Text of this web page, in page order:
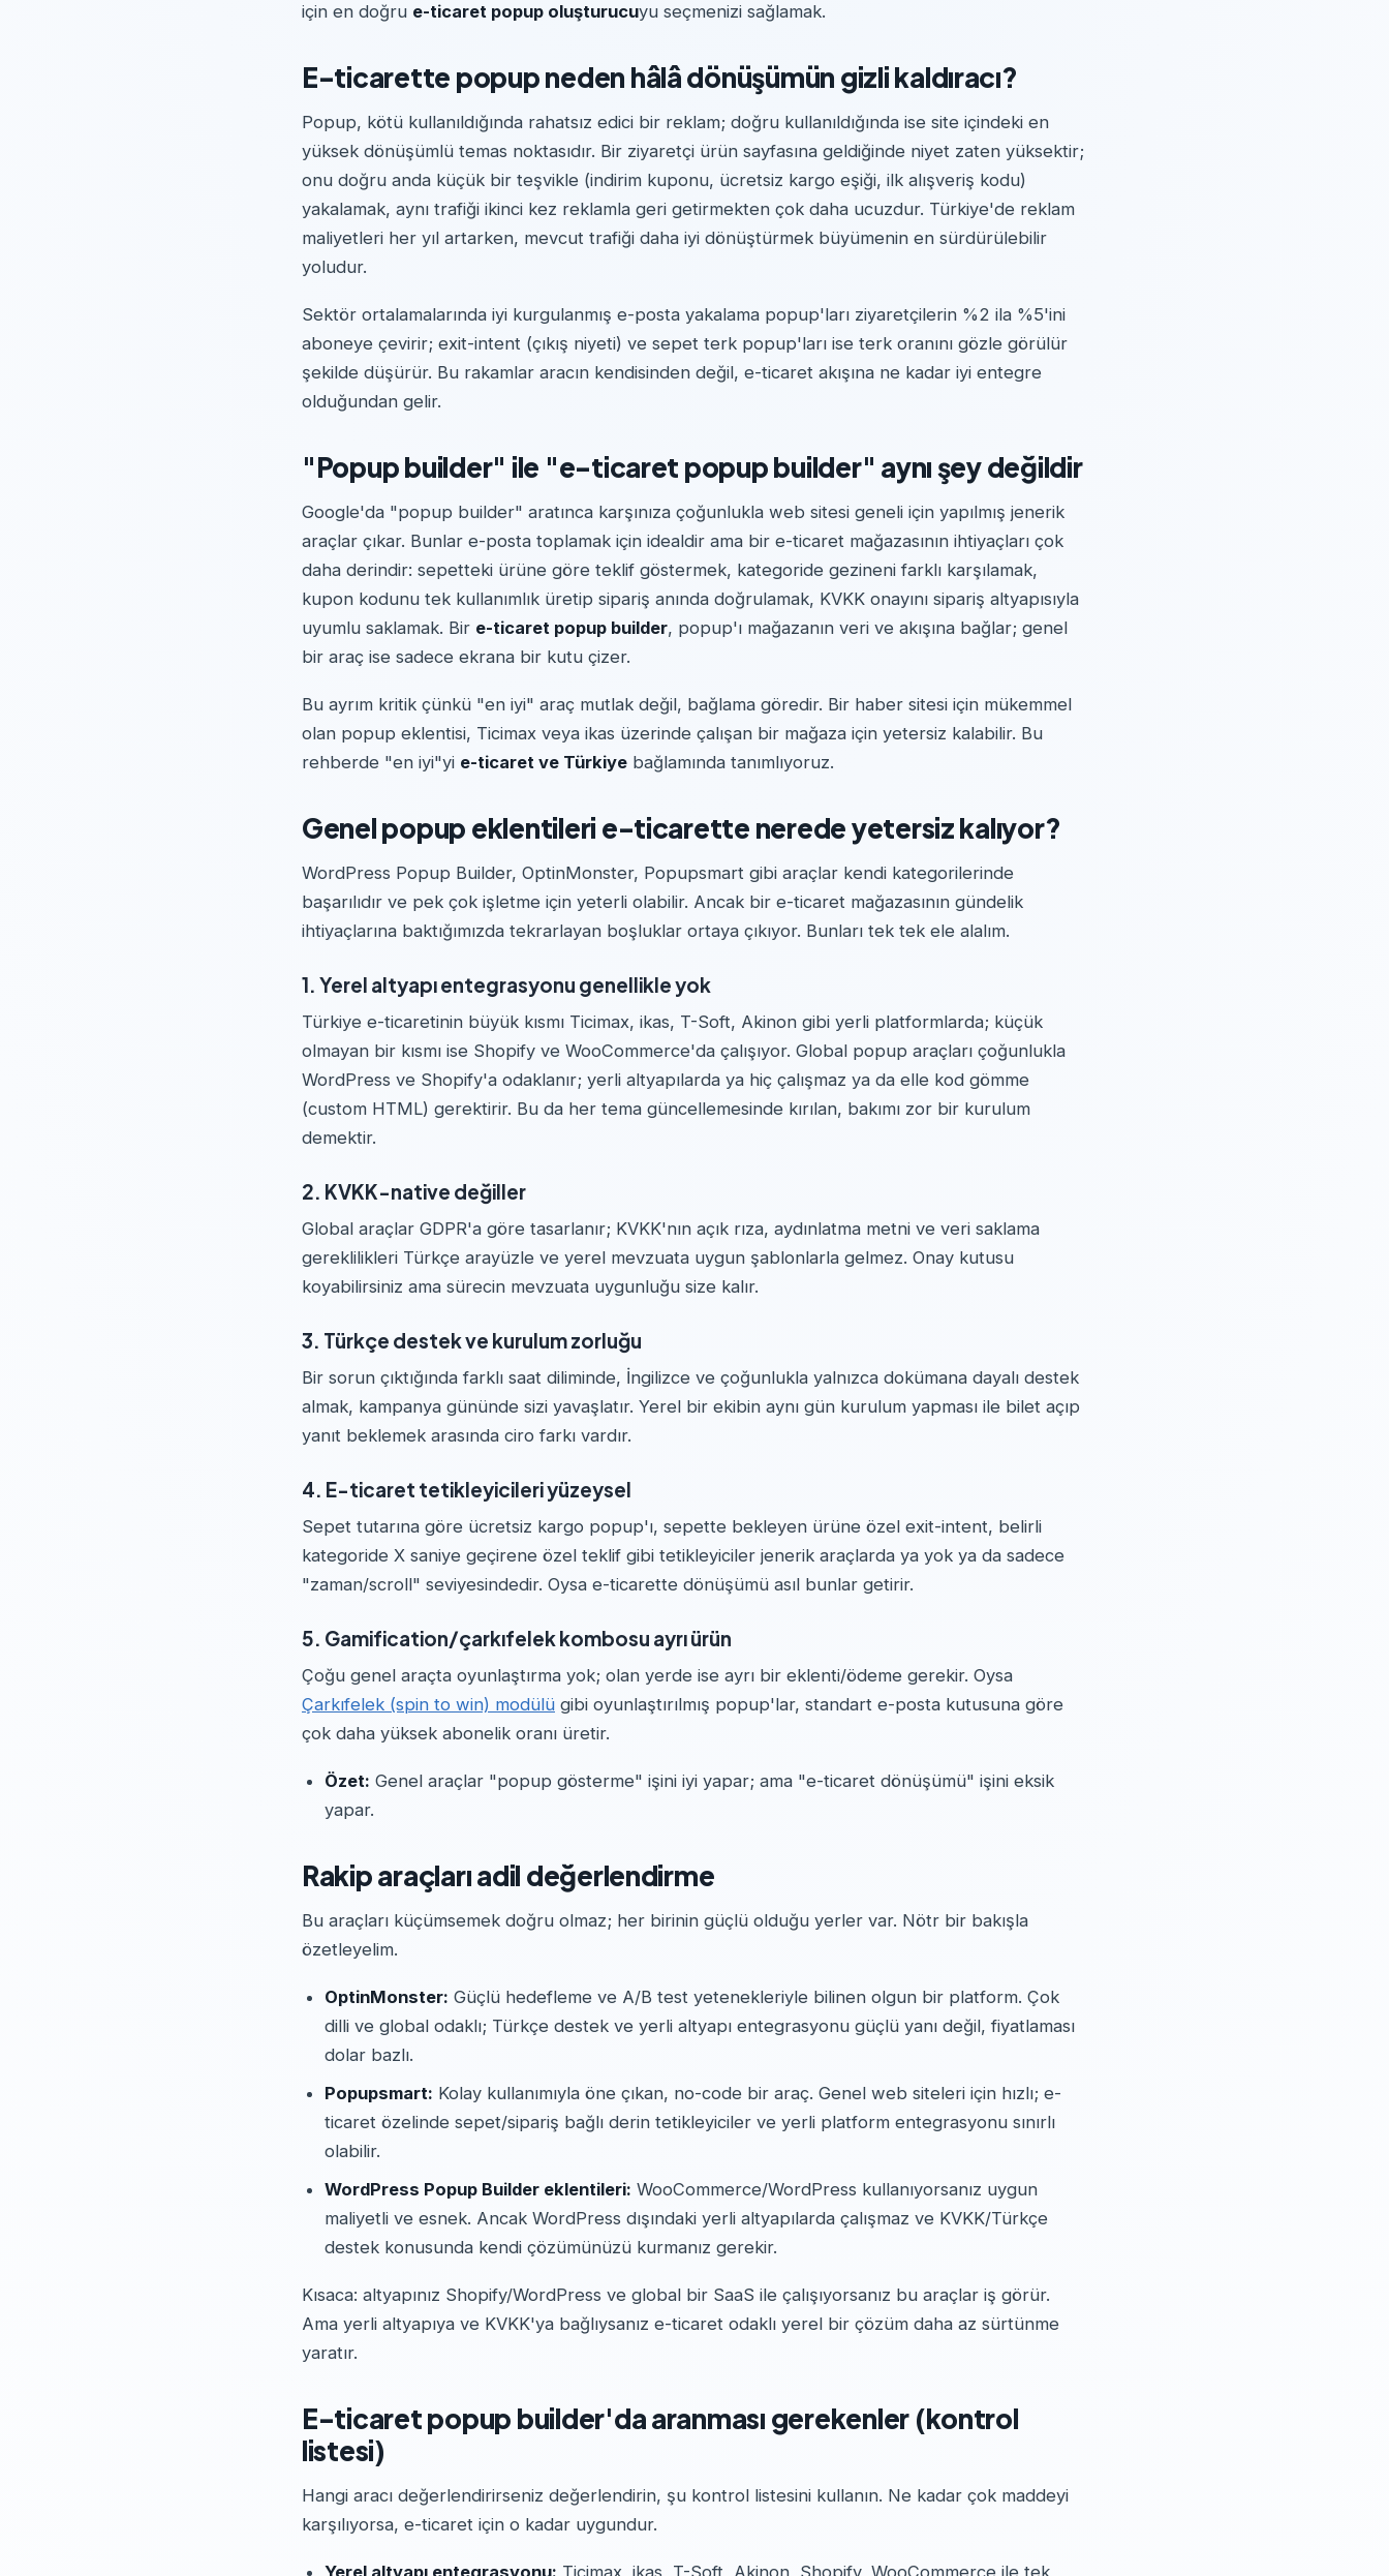
için en doğru e-ticaret popup oluşturucuyu seçmenizi sağlamak.
E-ticarette popup neden hâlâ dönüşümün gizli kaldıracı?
Popup, kötü kullanıldığında rahatsız edici bir reklam; doğru kullanıldığında ise site içindeki en
yüksek dönüşümlü temas noktasıdır. Bir ziyaretçi ürün sayfasına geldiğinde niyet zaten yüksektir;
onu doğru anda küçük bir teşvikle (indirim kuponu, ücretsiz kargo eşiği, ilk alışveriş kodu)
yakalamak, aynı trafiği ikinci kez reklamla geri getirmekten çok daha ucuzdur. Türkiye'de reklam
maliyetleri her yıl artarken, mevcut trafiği daha iyi dönüştürmek büyümenin en sürdürülebilir
yoludur.
Sektör ortalamalarında iyi kurgulanmış e-posta yakalama popup'ları ziyaretçilerin %2 ila %5'ini
aboneye çevirir; exit-intent (çıkış niyeti) ve sepet terk popup'ları ise terk oranını gözle görülür
şekilde düşürür. Bu rakamlar aracın kendisinden değil, e-ticaret akışına ne kadar iyi entegre
olduğundan gelir.
"Popup builder" ile "e-ticaret popup builder" aynı şey değildir
Google'da "popup builder" aratınca karşınıza çoğunlukla web sitesi geneli için yapılmış jenerik
araçlar çıkar. Bunlar e-posta toplamak için idealdir ama bir e-ticaret mağazasının ihtiyaçları çok
daha derindir: sepetteki ürüne göre teklif göstermek, kategoride gezineni farklı karşılamak,
kupon kodunu tek kullanımlık üretip sipariş anında doğrulamak, KVKK onayını sipariş altyapısıyla
uyumlu saklamak. Bir e-ticaret popup builder, popup'ı mağazanın veri ve akışına bağlar; genel
bir araç ise sadece ekrana bir kutu çizer.
Bu ayrım kritik çünkü "en iyi" araç mutlak değil, bağlama göredir. Bir haber sitesi için mükemmel
olan popup eklentisi, Ticimax veya ikas üzerinde çalışan bir mağaza için yetersiz kalabilir. Bu
rehberde "en iyi"yi e-ticaret ve Türkiye bağlamında tanımlıyoruz.
Genel popup eklentileri e-ticarette nerede yetersiz kalıyor?
WordPress Popup Builder, OptinMonster, Popupsmart gibi araçlar kendi kategorilerinde
başarılıdır ve pek çok işletme için yeterli olabilir. Ancak bir e-ticaret mağazasının gündelik
ihtiyaçlarına baktığımızda tekrarlayan boşluklar ortaya çıkıyor. Bunları tek tek ele alalım.
1. Yerel altyapı entegrasyonu genellikle yok
Türkiye e-ticaretinin büyük kısmı Ticimax, ikas, T-Soft, Akinon gibi yerli platformlarda; küçük
olmayan bir kısmı ise Shopify ve WooCommerce'da çalışıyor. Global popup araçları çoğunlukla
WordPress ve Shopify'a odaklanır; yerli altyapılarda ya hiç çalışmaz ya da elle kod gömme
(custom HTML) gerektirir. Bu da her tema güncellemesinde kırılan, bakımı zor bir kurulum
demektir.
2. KVKK-native değiller
Global araçlar GDPR'a göre tasarlanır; KVKK'nın açık rıza, aydınlatma metni ve veri saklama
gereklilikleri Türkçe arayüzle ve yerel mevzuata uygun şablonlarla gelmez. Onay kutusu
koyabilirsiniz ama sürecin mevzuata uygunluğu size kalır.
3. Türkçe destek ve kurulum zorluğu
Bir sorun çıktığında farklı saat diliminde, İngilizce ve çoğunlukla yalnızca dokümana dayalı destek
almak, kampanya gününde sizi yavaşlatır. Yerel bir ekibin aynı gün kurulum yapması ile bilet açıp
yanıt beklemek arasında ciro farkı vardır.
4. E-ticaret tetikleyicileri yüzeysel
Sepet tutarına göre ücretsiz kargo popup'ı, sepette bekleyen ürüne özel exit-intent, belirli
kategoride X saniye geçirene özel teklif gibi tetikleyiciler jenerik araçlarda ya yok ya da sadece
"zaman/scroll" seviyesindedir. Oysa e-ticarette dönüşümü asıl bunlar getirir.
5. Gamification/çarkıfelek kombosu ayrı ürün
Çoğu genel araçta oyunlaştırma yok; olan yerde ise ayrı bir eklenti/ödeme gerekir. Oysa
Çarkıfelek (spin to win) modülü gibi oyunlaştırılmış popup'lar, standart e-posta kutusuna göre
çok daha yüksek abonelik oranı üretir.
Özet: Genel araçlar "popup gösterme" işini iyi yapar; ama "e-ticaret dönüşümü" işini eksik
yapar.
Rakip araçları adil değerlendirme
Bu araçları küçümsemek doğru olmaz; her birinin güçlü olduğu yerler var. Nötr bir bakışla
özetleyelim.
OptinMonster: Güçlü hedefleme ve A/B test yetenekleriyle bilinen olgun bir platform. Çok
dilli ve global odaklı; Türkçe destek ve yerli altyapı entegrasyonu güçlü yanı değil, fiyatlaması
dolar bazlı.
Popupsmart: Kolay kullanımıyla öne çıkan, no-code bir araç. Genel web siteleri için hızlı; e-
ticaret özelinde sepet/sipariş bağlı derin tetikleyiciler ve yerli platform entegrasyonu sınırlı
olabilir.
WordPress Popup Builder eklentileri: WooCommerce/WordPress kullanıyorsanız uygun
maliyetli ve esnek. Ancak WordPress dışındaki yerli altyapılarda çalışmaz ve KVKK/Türkçe
destek konusunda kendi çözümünüzü kurmanız gerekir.
Kısaca: altyapınız Shopify/WordPress ve global bir SaaS ile çalışıyorsanız bu araçlar iş görür.
Ama yerli altyapıya ve KVKK'ya bağlıysanız e-ticaret odaklı yerel bir çözüm daha az sürtünme
yaratır.
E-ticaret popup builder'da aranması gerekenler (kontrol
listesi)
Hangi aracı değerlendirirseniz değerlendirin, şu kontrol listesini kullanın. Ne kadar çok maddeyi
karşılıyorsa, e-ticaret için o kadar uygundur.
Yerel altyapı entegrasyonu: Ticimax, ikas, T-Soft, Akinon, Shopify, WooCommerce ile tek